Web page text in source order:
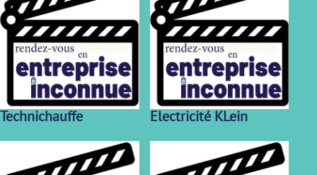
Technichauffe Electricité KLein